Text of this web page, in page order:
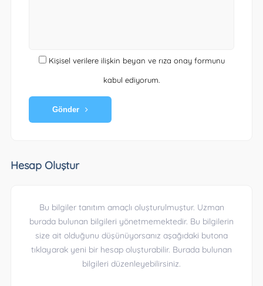
Kişisel verilere ilişkin beyan ve rıza onay formunu
kabul ediyorum.
Gönder
Hesap Oluştur
Bu bilgiler tanıtım amaçlı oluşturulmuştur. Uzman
burada bulunan bilgileri yönetmemektedir. Bu bilgilerin
size ait olduğunu düşünüyorsanız aşağıdaki butona
tıklayarak yeni bir hesap oluşturabilir. Burada bulunan
bilgileri düzenleyebilirsiniz.